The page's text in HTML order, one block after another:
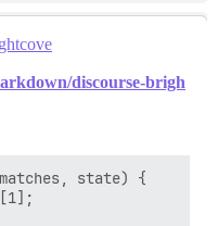
discourse-brigh
state) {